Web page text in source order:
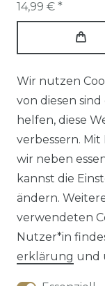
14,99 € *
Toastteller
Morgen"
gelb lila
von Grafik
Wir nutzen
von diesen
helfen, diese
verbessern.
wir neben
kannst die
ändern.
verwendeten
Nutzer*in
erklärung und